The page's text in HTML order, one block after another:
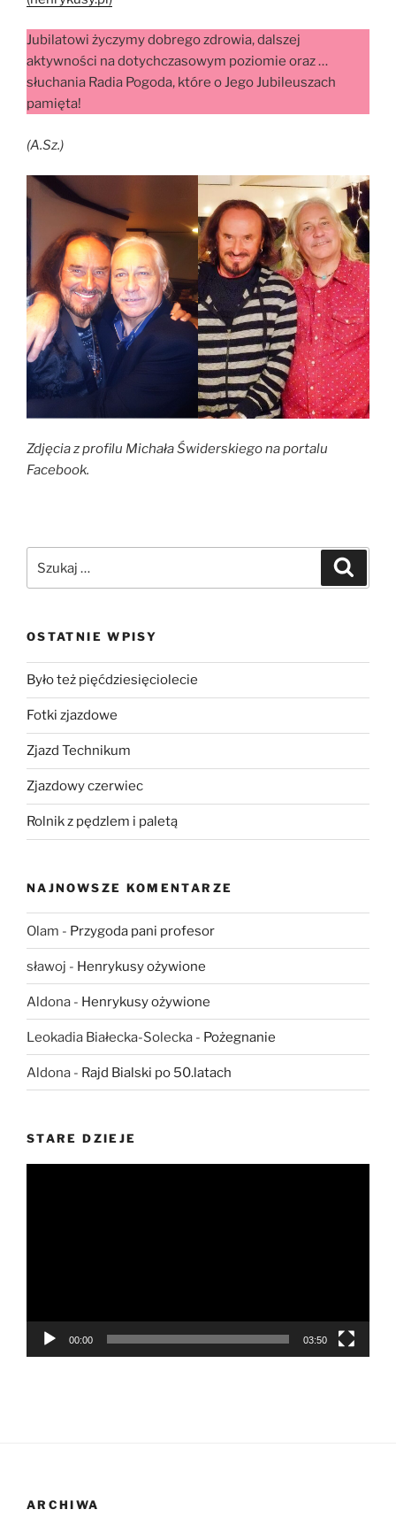
Jubilatowi życzymy dobrego zdrowia, dalszej
aktywności na dotychczasowym poziomie oraz …
słuchania Radia Pogoda, które o Jego Jubileuszach
pamięta!
(A.Sz.)
Zdjęcia z profilu Michała Świderskiego na portalu
Facebook.
OSTATNIE WPISY
Było też pięćdziesięciolecie
Fotki zjazdowe
Zjazd Technikum
Zjazdowy czerwiec
Rolnik z pędzlem i paletą
NAJNOWSZE KOMENTARZE
Olam - Przygoda pani profesor
sławoj - Henrykusy ożywione
Aldona - Henrykusy ożywione
Leokadia Białecka-Solecka - Pożegnanie
Aldona - Rajd Bialski po 50.latach
STARE DZIEJE
00:00 03:50
ARCHIWA